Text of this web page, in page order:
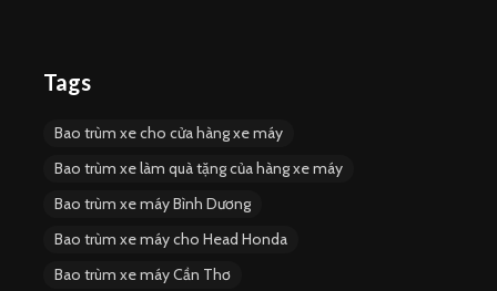
Tags
Bao trùm xe cho cửa hàng xe máy
Bao trùm xe làm quà tặng của hàng xe máy
Bao trùm xe máy Bình Dương
Bao trùm xe máy cho Head Honda
Bao trùm xe máy Cần Thơ